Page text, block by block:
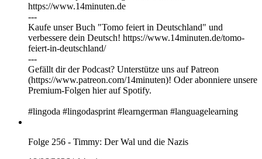
https://⁠⁠⁠⁠⁠⁠⁠⁠⁠⁠⁠⁠www.14minuten.de ⁠⁠⁠⁠⁠⁠⁠⁠⁠⁠
---
Kaufe unser Buch "Tomo feiert in Deutschland" und
verbessere dein Deutsch! https://www.14minuten.de/tomo-
feiert-in-deutschland/
---
Gefällt dir der Podcast? Unterstütze uns auf ⁠⁠⁠⁠⁠⁠⁠⁠⁠⁠⁠⁠Patreon
(https://www.patreon.com/14minuten)⁠⁠⁠⁠⁠⁠⁠⁠⁠⁠⁠⁠! Oder abonniere unsere
Premium-Folgen hier auf Spotify.
#lingoda #lingodasprint #learngerman #languagelearning
Folge 256 - Timmy: Der Wal und die Nazis